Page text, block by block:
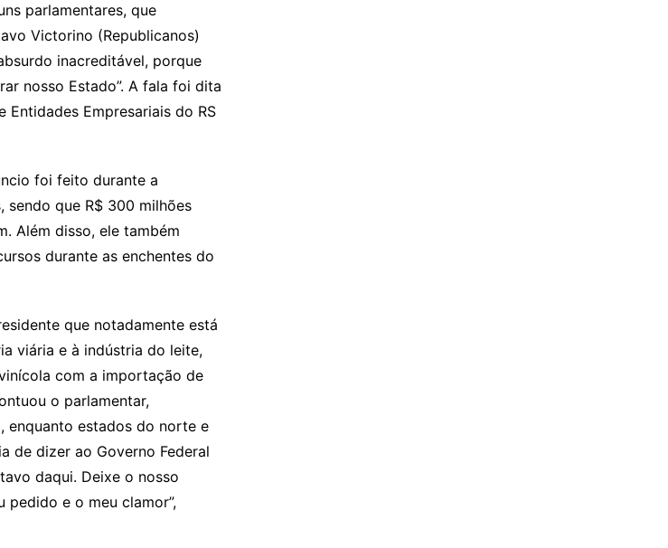
parlamentares, que
Victorino (Republicanos)
inacreditável, porque
nosso Estado”. A fala foi dita
Entidades Empresariais do RS
foi feito durante a
sendo que R$ 300 milhões
Além disso, ele também
durante as enchentes do
que notadamente está
viária e à indústria do leite,
com a importação de
o parlamentar,
enquanto estados do norte e
de dizer ao Governo Federal
daqui. Deixe o nosso
pedido e o meu clamor”,